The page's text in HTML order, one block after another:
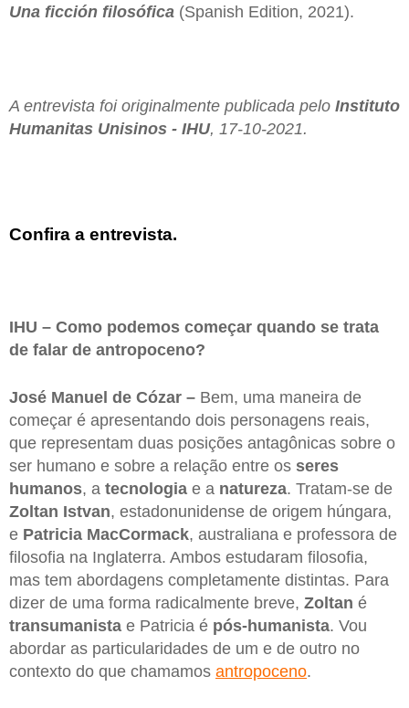
Una ficción filosófica (Spanish Edition, 2021).
A entrevista foi originalmente publicada pelo Instituto
Humanitas Unisinos - IHU, 17-10-2021.
Confira a entrevista.
IHU – Como podemos começar quando se trata
de falar de antropoceno?
José Manuel de Cózar – Bem, uma maneira de
começar é apresentando dois personagens reais,
que representam duas posições antagônicas sobre o
ser humano e sobre a relação entre os seres
humanos, a tecnologia e a natureza. Tratam-se de
Zoltan Istvan, estadonunidense de origem húngara,
e Patricia MacCormack, australiana e professora de
filosofia na Inglaterra. Ambos estudaram filosofia,
mas tem abordagens completamente distintas. Para
dizer de uma forma radicalmente breve, Zoltan é
transumanista e Patricia é pós-humanista. Vou
abordar as particularidades de um e de outro no
contexto do que chamamos antropoceno.